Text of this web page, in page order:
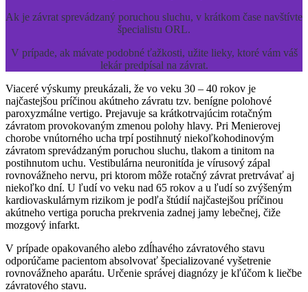
Ak je závrat sprevádzaný poruchou sluchu, v krátkom čase navštívte
špecialistu ORL.
V prípade, ak mávate podobné ťažkosti, užite lieky, ktoré vám váš
lekár predpísal na závrat.
Viaceré výskumy preukázali, že vo veku 30 – 40 rokov je
najčastejšou príčinou akútneho závratu tzv. benígne polohové
paroxyzmálne vertigo. Prejavuje sa krátkotrvajúcim rotačným
závratom provokovaným zmenou polohy hlavy. Pri Menierovej
chorobe vnútorného ucha trpí postihnutý niekoľkohodinovým
závratom sprevádzaným poruchou sluchu, tlakom a tinitom na
postihnutom uchu. Vestibulárna neuronitída je vírusový zápal
rovnovážneho nervu, pri ktorom môže rotačný závrat pretrvávať aj
niekoľko dní. U ľudí vo veku nad 65 rokov a u ľudí so zvýšeným
kardiovaskulárnym rizikom je podľa štúdií najčastejšou príčinou
akútneho vertiga porucha prekrvenia zadnej jamy lebečnej, čiže
mozgový infarkt.
V prípade opakovaného alebo zdĺhavého závratového stavu
odporúčame pacientom absolvovať špecializované vyšetrenie
rovnovážneho aparátu. Určenie správej diagnózy je kľúčom k liečbe
závratového stavu.